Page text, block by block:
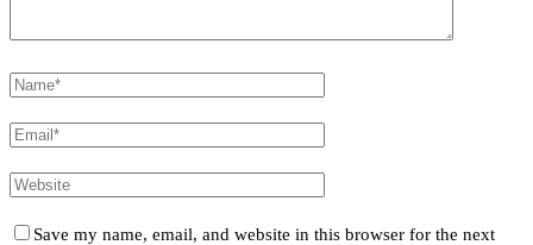
Save my name, email, and website in this browser for the next